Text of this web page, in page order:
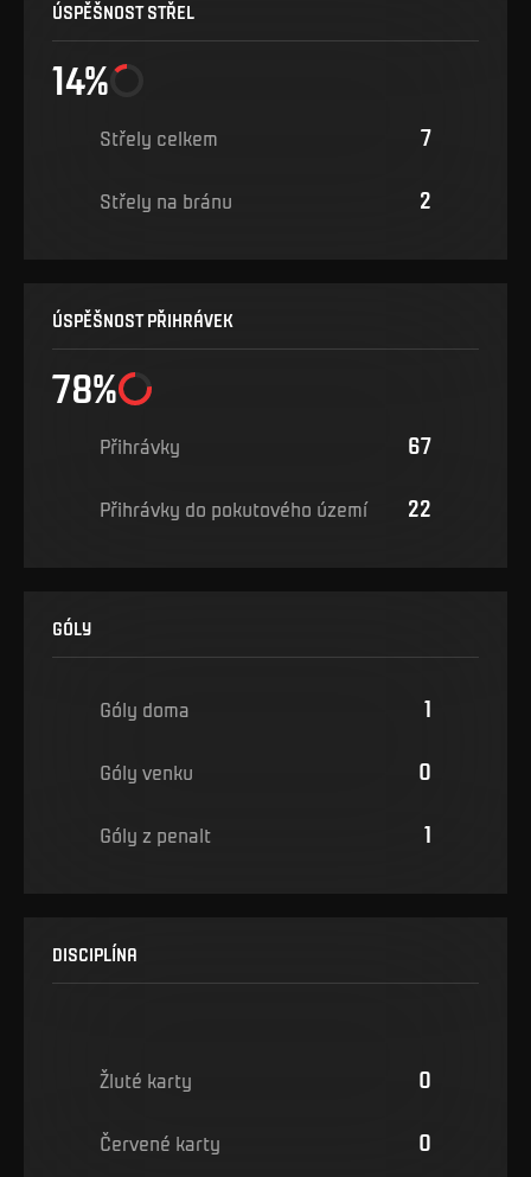
ÚSPĚŠNOST STŘEL
14%
Střely celkem 7
Střely na bránu 2
ÚSPĚŠNOST PŘIHRÁVEK
78%
Přihrávky 67
Přihrávky do pokutového území 22
GÓLY
Góly doma 1
Góly venku 0
Góly z penalt 1
DISCIPLÍNA
Žluté karty 0
Červené karty 0